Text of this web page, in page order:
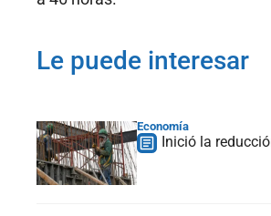
Le puede interesar
Economía
Inició la